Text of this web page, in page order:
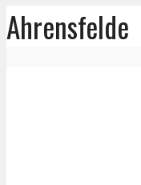
Ahrensfelde